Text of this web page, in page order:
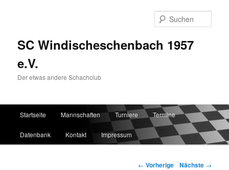
SC Windischeschenbach 1957
e.V.
Der etwas andere Schachclub
Zum Inhalt wechseln
Zum sekundären Inhalt wechseln
Startseite Mannschaften Turniere Termine
Datenbank Kontakt Impressum
Artikelnavigation
← Vorherige Nächste →